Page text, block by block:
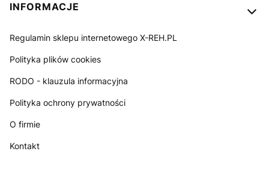
INFORMACJE
Regulamin sklepu internetowego X-REH.PL
Polityka plików cookies
RODO - klauzula informacyjna
Polityka ochrony prywatności
O firmie
Kontakt